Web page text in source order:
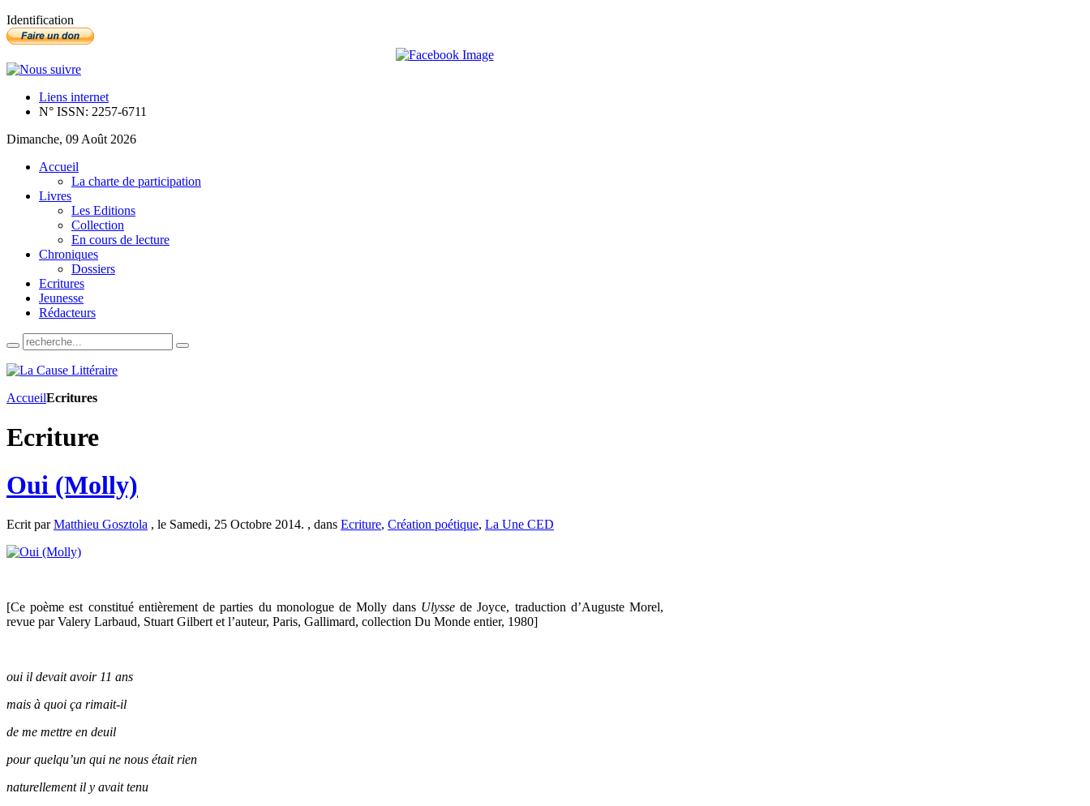
Identification
Liens internet
N° ISSN: 2257-6711
Dimanche, 09 Août 2026
Accueil
La charte de participation
Livres
Les Editions
Collection
En cours de lecture
Chroniques
Dossiers
Ecritures
Jeunesse
Rédacteurs
AccueilEcritures
Ecriture
Oui (Molly)
Ecrit parMatthieu Gosztola , le Samedi, 25 Octobre 2014. , dans Ecriture, Création poétique, La Une CED
[Ce poème est constitué entièrement de parties du monologue de Molly dans Ulyssede Joyce, traduction d’Auguste Morel,
revue par Valery Larbaud, Stuart Gilbert et l’auteur, Paris, Gallimard, collection Du Monde entier, 1980]
oui il devait avoir 11 ans
mais à quoi ça rimait-il
de me mettre en deuil
pour quelqu’un qui ne nous était rien
naturellement il y avait tenu